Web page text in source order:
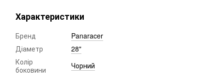
Характеристики
Бренд
Panaracer
Діаметр
28"
Колір
боковини
Чорний